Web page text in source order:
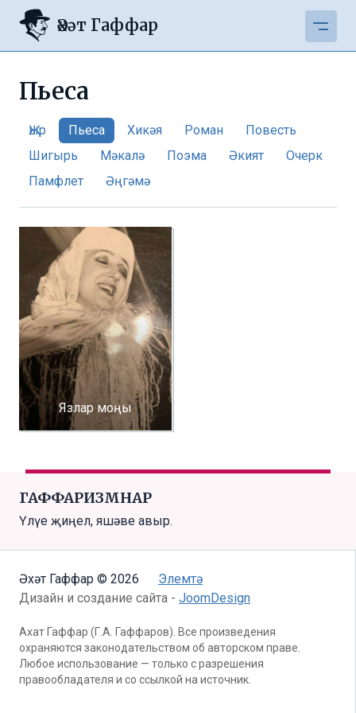
Әхәт Гаффар
Пьеса
Җыр Пьеса Хикәя Роман
Повесть
Шигырь
Мәкалә Поэма Әкият
Очерк
Памфлет
Әңгәмә
Язлар моңы
ГАФФАРИЗМНАР
Үлүе җиңел, яшәве авыр.
Әхәт Гаффар © 2026
Элемтә
Дизайн и создание сайта - JoomDesign
Ахат Гаффар (Г.А. Гаффаров). Все произведения
охраняются законодательством об авторском праве.
Любое использование — только с разрешения
правообладателя и со ссылкой на источник.